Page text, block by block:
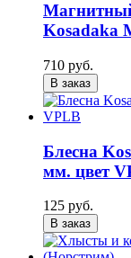
Kosadaka
710 руб.
В заказ
Блесна
мм. цвет
125 руб.
В заказ